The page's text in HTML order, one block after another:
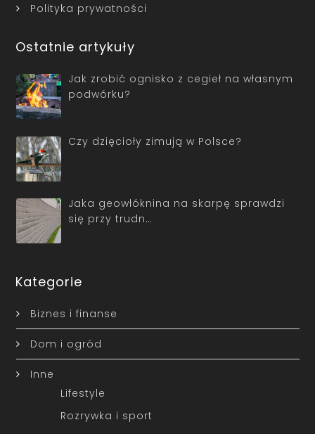
Polityka prywatności
Ostatnie artykuły
Jak zrobić ognisko z cegieł na własnym
podwórku?
Czy dzięcioły zimują w Polsce?
Jaka geowłóknina na skarpę sprawdzi
się przy trudn…
Kategorie
Biznes i finanse
Dom i ogród
Inne
Lifestyle
Rozrywka i sport